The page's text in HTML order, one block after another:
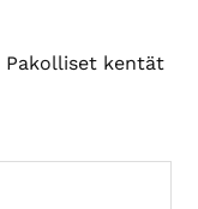
Pakolliset kentät